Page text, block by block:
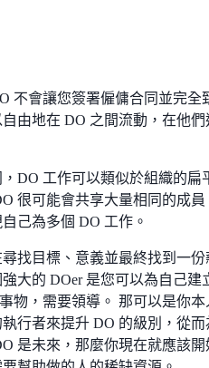
不會讓您簽署僱傭合同並完全
由地在 DO 之間流動，在他們
DO 工作可以類似於組織的扁
很可能會共享大量相同的成員
己為多個 DO 工作。
找目標、意義並最終找到一份
大的 DOer 是您可以為自己建
物，需要領導。 那可以是你本
行者來提升 DO 的級別，從而
是未來，那麼你現在就應該開